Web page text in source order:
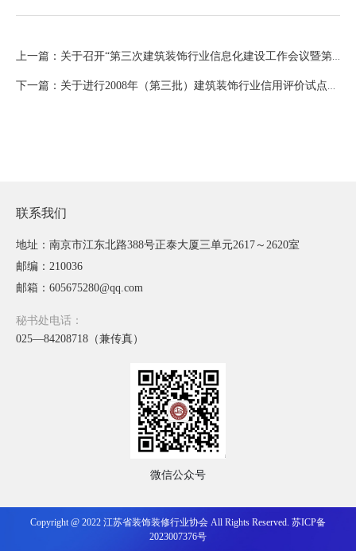
上一篇：关于召开“第三次建筑装饰行业信息化建设工作会议暨第三批行业信用评价等级企业颁证会”的通知
下一篇：关于进行2008年（第三批）建筑装饰行业信用评价试点工作的通知
联系我们
地址：南京市江东北路388号正泰大厦三单元2617～2620室
邮编：210036
邮箱：605675280@qq.com
秘书处电话：
025—84208718（兼传真）
微信公众号
Copyright @ 2022 江苏省装饰装修行业协会 All Rights Reserved. 苏ICP备
2023007376号